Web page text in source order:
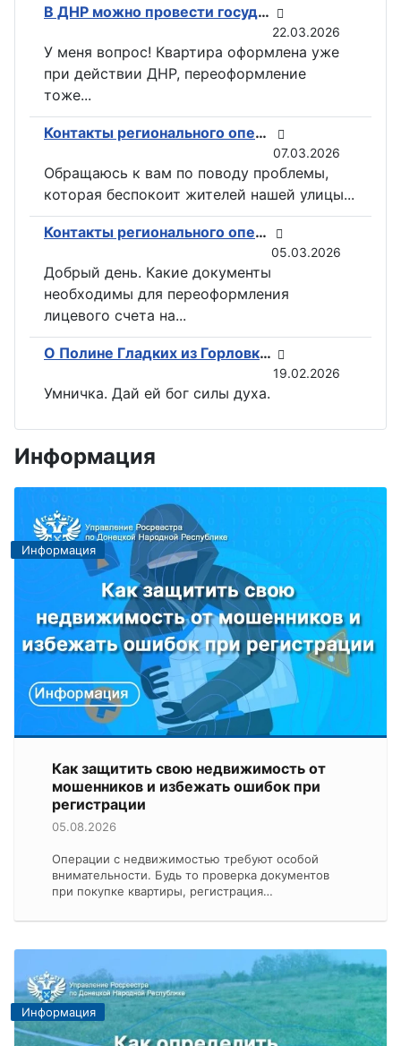
В ДНР можно провести государственную регистрацию прав на недвижимость в электронном виде
22.03.2026
У меня вопрос! Квартира оформлена уже
при действии ДНР, переоформление
тоже...
Контакты регионального оператора по вывозу ТКО ГУП «ДОНСНАБКОМПЛЕКТ» в Горловке
07.03.2026
Обращаюсь к вам по поводу проблемы,
которая беспокоит жителей нашей улицы...
Контакты регионального оператора по вывозу ТКО ГУП «ДОНСНАБКОМПЛЕКТ» в Горловке
05.03.2026
Добрый день. Какие документы
необходимы для переоформления
лицевого счета на...
О Полине Гладких из Горловки снимут документальный фильм
19.02.2026
Умничка. Дай ей бог силы духа.
Информация
Информация
Как защитить свою недвижимость от
мошенников и избежать ошибок при
регистрации
05.08.2026
Операции с недвижимостью требуют особой
внимательности. Будь то проверка документов
при покупке квартиры, регистрация…
Информация